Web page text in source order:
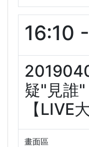
16:10
疑"見誰
【LIVE
畫面區